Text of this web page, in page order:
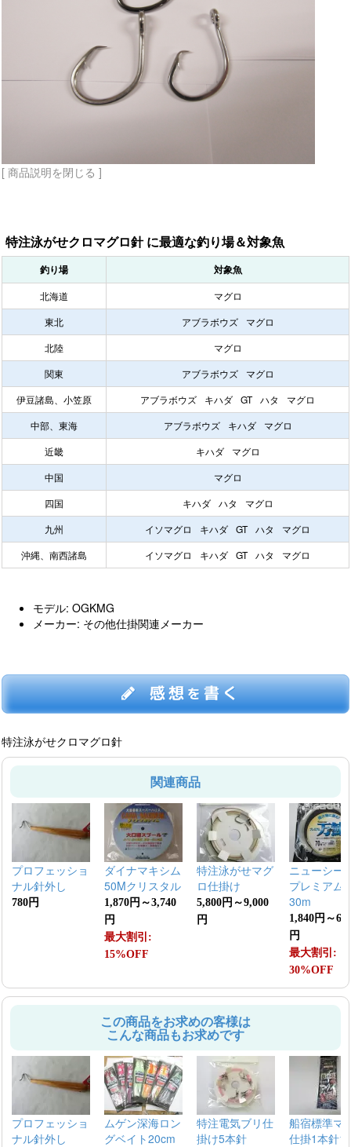
[ 商品説明を閉じる ]
特注泳がせクロマグロ針 に最適な釣り場＆対象魚
釣り場 対象魚
北海道
マグロ
東北
アブラボウズ
マグロ
北陸
マグロ
関東
アブラボウズ
マグロ
伊豆諸島、小笠原
アブラボウズ キハダ GT ハタ
マグロ
中部、東海
アブラボウズ キハダ
マグロ
近畿
キハダ
マグロ
中国
マグロ
四国
キハダ ハタ
マグロ
九州
イソマグロ キハダ GT ハタ
マグロ
沖縄、南西諸島
イソマグロ キハダ GT ハタ マグロ
モデル: OGKMG
メーカー: その他仕掛関連メーカー
感想を書く
特注泳がせクロマグロ針
関連商品
プロフェッショ
ナル針外し
780円
ダイナマキシム
50Mクリスタル
1,870円～3,740
円
最大割引:
15%OFF
特注泳がせマグ
ロ仕掛け
5,800円～9,000
円
ニューシー
プレミアム
30m
1,840円～
円
最大割引:
30%OFF
この商品をお求めの客様は
こんな商品もお求めです
プロフェッショ
ナル針外し
ムゲン深海ロン
グベイト20cm
特注電気ブリ仕
掛け5本針
船宿標準マ
仕掛1本針